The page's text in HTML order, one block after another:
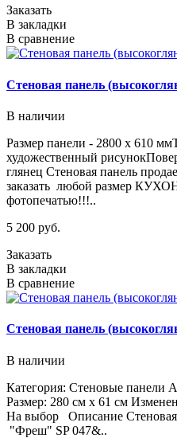
Заказать
В закладки
В сравнение
Стеновая панель
В наличии
Размер панели - 2800 х 610
художественный
глянец Стеновая панель
заказать любой размер
фотопечатью!!!..
5 200 руб.
Заказать
В закладки
В сравнение
Стеновая панель
В наличии
Категория: Стеновые
Размер: 280 см х 61 см
На выбор Описание Стеновая
"Фреш" SP 047&..